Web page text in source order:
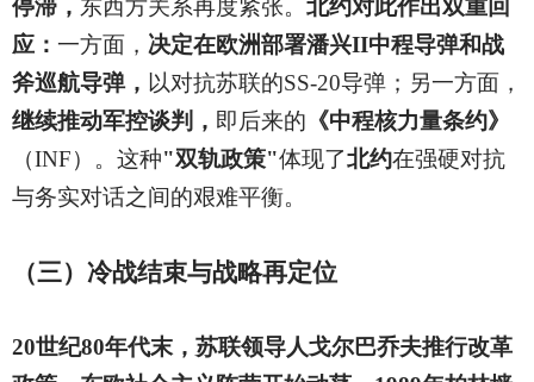
停滞， 东西方关系再度紧张。 北约对此作出双重回
应： 一方面， 决定在欧洲部署潘兴II中程导弹和战
斧巡航导弹， 以对抗苏联的SS-20导弹；另一方面，
继续推动军控谈判， 即后来的 《中程核力量条约》
（INF）。这种"双轨政策"体现了北约在强硬对抗
与务实对话之间的艰难平衡。
（三）冷战结束与战略再定位
20世纪80年代末，苏联领导人戈尔巴乔夫推行改革